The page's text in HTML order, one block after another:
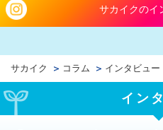
サカイクのイ
サカイク コラム インタビュー
イン